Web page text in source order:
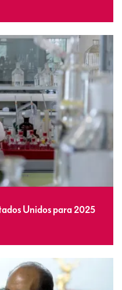
Unidos para 2025